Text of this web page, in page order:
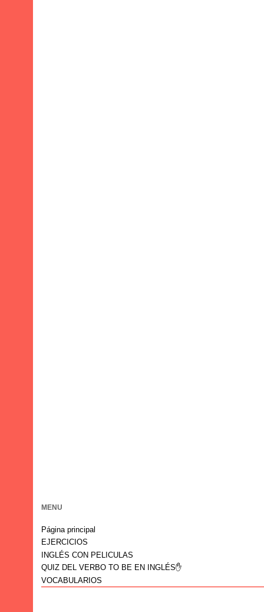
MENU
Página principal
EJERCICIOS
INGLÉS CON PELICULAS
QUIZ DEL VERBO TO BE EN INGLÉS✋
VOCABULARIOS